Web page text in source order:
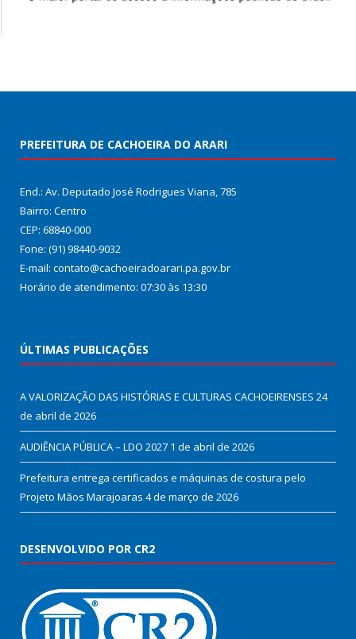
PREFEITURA DE CACHOEIRA DO ARARI
End.: Av. Deputado José Rodrigues Viana, 785
Bairro: Centro
CEP: 68840-000
Fone: (91) 98440-9032
E-mail: contato@cachoeiradoarari.pa.gov.br
Horário de atendimento: 07:30 às 13:30
ÚLTIMAS PUBLICAÇÕES
A VALORIZAÇÃO DAS HISTÓRIAS E CULTURAS CACHOEIRENSES 24
de abril de 2026
AUDIÊNCIA PÚBLICA – LDO 2027 1 de abril de 2026
Prefeitura entrega certificados e máquinas de costura pelo
Projeto Mãos Marajoaras 4 de março de 2026
DESENVOLVIDO POR CR2